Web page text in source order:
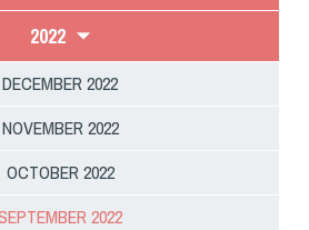
2022
DECEMBER 2022
NOVEMBER 2022
OCTOBER 2022
2022